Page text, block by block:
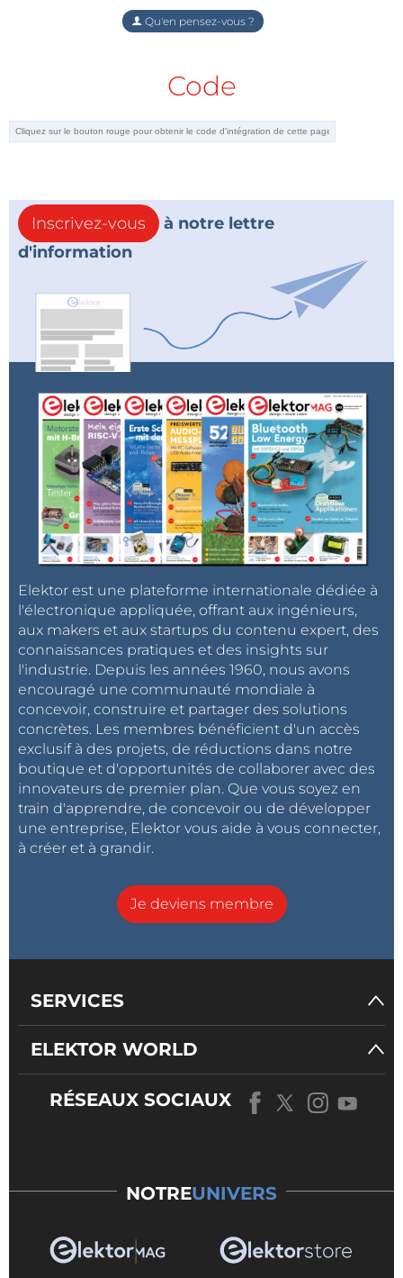
Qu'en pensez-vous ?
Code
Inscrivez-vous
à notre lettre
d'information
Elektor est une plateforme internationale dédiée à
l'électronique appliquée, offrant aux ingénieurs,
aux makers et aux startups du contenu expert, des
connaissances pratiques et des insights sur
l'industrie. Depuis les années 1960, nous avons
encouragé une communauté mondiale à
concevoir, construire et partager des solutions
concrètes. Les membres bénéficient d'un accès
exclusif à des projets, de réductions dans notre
boutique et d'opportunités de collaborer avec des
innovateurs de premier plan. Que vous soyez en
train d'apprendre, de concevoir ou de développer
une entreprise, Elektor vous aide à vous connecter,
à créer et à grandir.
Je deviens membre
SERVICES
ELEKTOR WORLD
RÉSEAUX SOCIAUX
NOTREUNIVERS